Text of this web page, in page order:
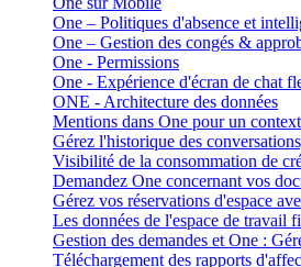
One – Politiques d'absence et
One – Gestion des congés &
One - Permissions
One - Expérience d'écran de chat
ONE - Architecture des données
Mentions dans One pour un
Gérez l'historique des
Visibilité de la consommation de
Demandez One concernant vos
Gérez vos réservations d'espace
Les données de l'espace de travail
Gestion des demandes et One :
Téléchargement des rapports